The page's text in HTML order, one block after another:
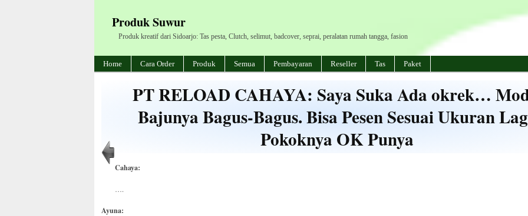
Produk Suwur
Produk kreatif dari Sidoarjo: Tas pesta, Clutch, selimut, badcover, seprai, peralatan rumah tangga, fasion
Home Cara Order Produk Semua Pembayaran Reseller Tas Paket
PT RELOAD CAHAYA: Saya Suka Ada okrek…
Bajunya Bagus-Bagus. Bisa Pesen Sesuai Ukuran
Pokoknya OK Punya
Cahaya:
….
Ayuna: